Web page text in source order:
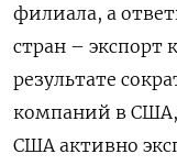
филиала, а
стран – экспорт
результате
компаний в США,
США активно